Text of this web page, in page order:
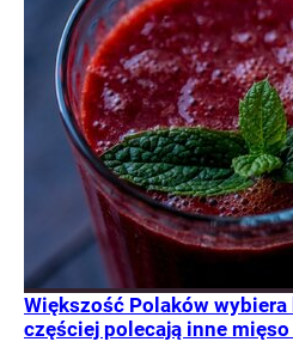
Większość Polaków
częściej polecają inne